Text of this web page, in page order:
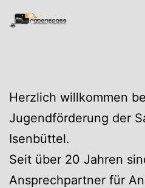
Zum
Inhalt
Herzlich willkommen
Jugendförderung der
Isenbüttel.
Seit über 20 Jahren
Ansprechpartner für